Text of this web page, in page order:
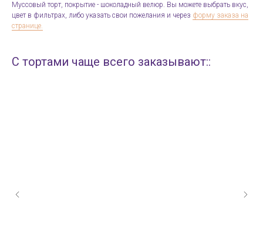
Муссовый торт, покрытие - шоколадный велюр. Вы можете выбрать вкус,
цвет в фильтрах, либо указать свои пожелания и через форму заказа на
странице.
С тортами чаще всего заказывают::